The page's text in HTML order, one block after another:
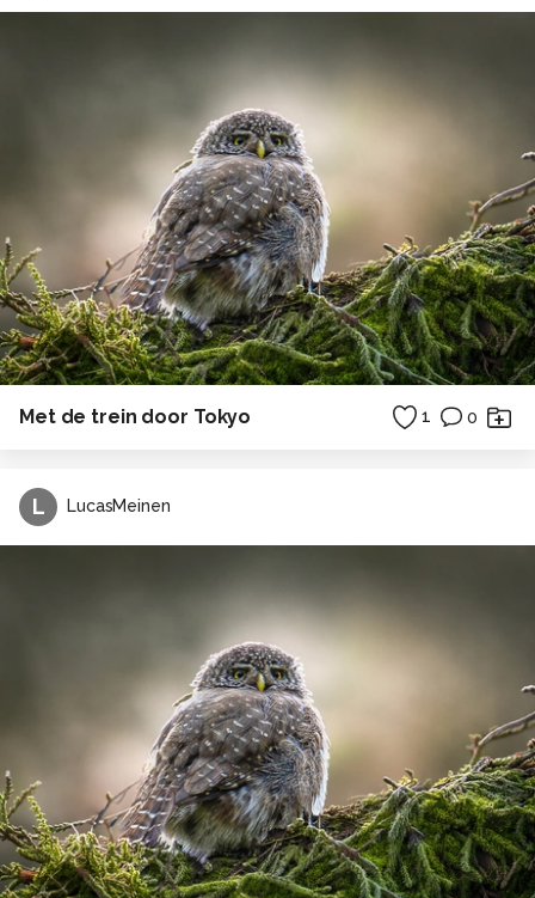
Met de trein door Tokyo 1 0
L LucasMeinen